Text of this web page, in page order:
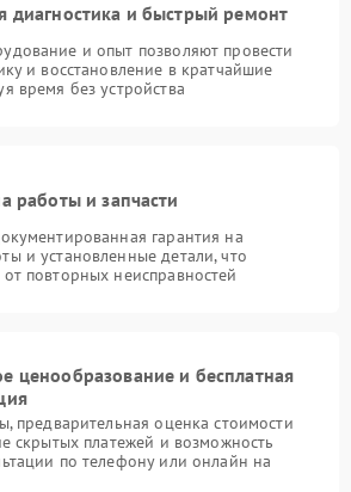
диагностика и быстрый ремонт
и опыт позволяют провести
и восстановление в кратчайшие
время без устройства
работы и запчасти
гарантия на
и установленные детали, что
повторных неисправностей
ценообразование и бесплатная
предварительная оценка стоимости
скрытых платежей и возможность
по телефону или онлайн на